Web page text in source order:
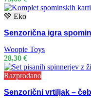
💚 Eko
Senzorična igra
Woopie Toys
28,30 €
Razprodano
Senzorični vrtiljak –